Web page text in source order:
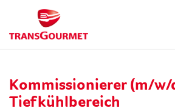
Kommissionierer (m/w/
Tiefkühlbereich